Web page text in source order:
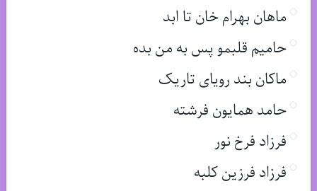
ماهان بهرام خان تا ابد
حامیم قلبمو پس به من بده
ماکان بند رویای تاریک
حامد همایون فرشته
فرزاد فرخ نور
فرزاد فرزین کلبه